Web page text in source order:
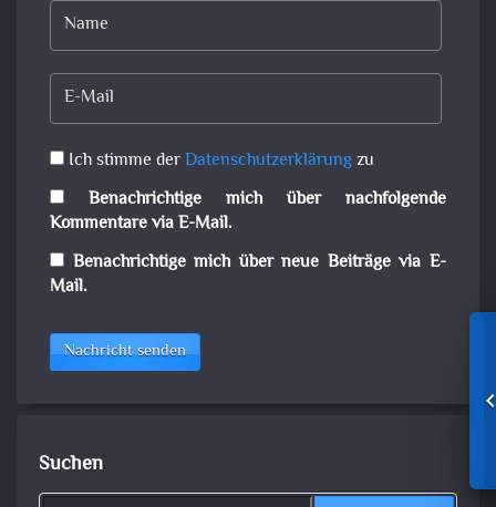
Ich stimme derDatenschutzerklärungzu
Benachrichtige mich über nachfolgende
Kommentare via E-Mail.
Benachrichtige mich über neue Beiträge via E-
Mail.
Nachricht senden
Suchen